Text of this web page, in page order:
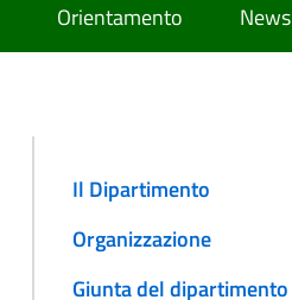
Orientamento News
Il Dipartimento
Organizzazione
Giunta del dipartimento